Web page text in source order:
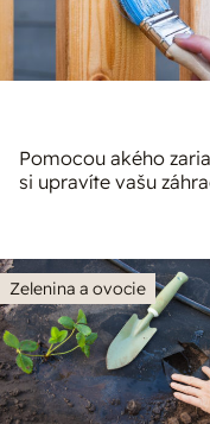
Pomocou akého
si upravíte vašu
Zelenina a ovocie